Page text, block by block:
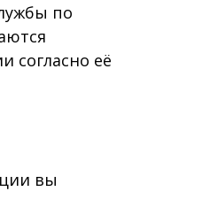
по
согласно её
вы